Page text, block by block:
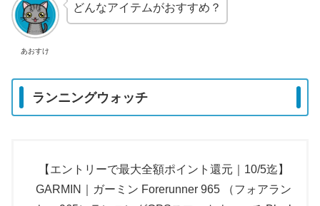
あおすけ
どんなアイテムがおすすめ？
ランニングウォッチ
【エントリーで最大全額ポイント還元｜10/5迄】
GARMIN｜ガーミン Forerunner 965 （フォアラン